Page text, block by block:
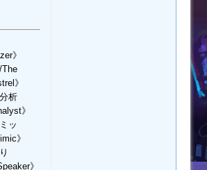
》
The
》
析
》
ッ
》
》